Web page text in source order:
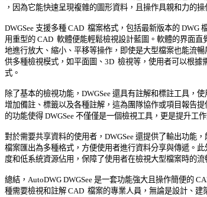
，因為它能快速呈現複雜的圖形資料，且操作具親和力的操
DWGSee 支援多種 CAD  檔案格式，包括最新版本的 DWG
用重型的 CAD  軟體便能輕鬆檢視設計藍圖。軟體的界面直
地進行放大、縮小、平移等操作，即使是大型檔案也能流暢
供多種檢視模式，如平面圖、3D  檢視等，使用者可以根據
式。
除了基本的檢視功能，DWGSee 還具有註解和標註工具，
增加備註、標籤以及各種註解，這為團隊協作或項目報告
的功能使得 DWGSee 不僅僅是一個檢視工具，更是提升工
對於需要共享資料的使用者，DWGSee 還提供了輸出功能，
檔案匯出為多種格式，方便使用者進行資料分享與傳遞。
度和低系統資源佔用，保障了使用者在檢視大型檔案時的流
總結，AutoDWG DWGSee 是一套功能強大且操作簡便的
種需要檢視和註解 CAD  檔案的專業人員，無論是設計、建